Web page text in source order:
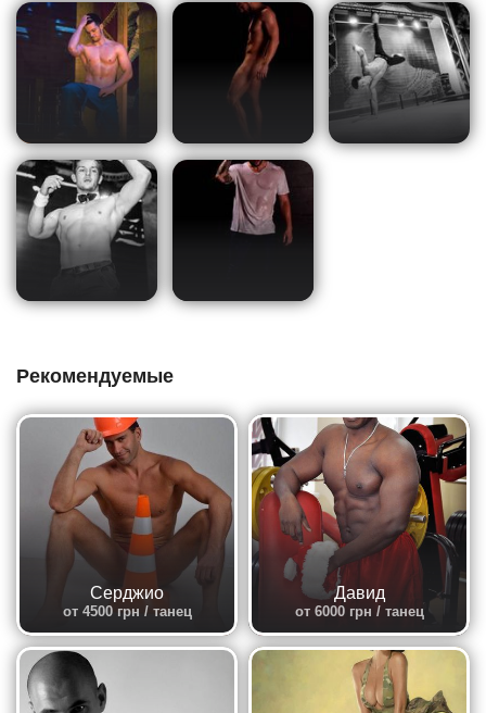
Рекомендуемые
Серджио
от 4500 грн / танец
Давид
от 6000 грн / танец